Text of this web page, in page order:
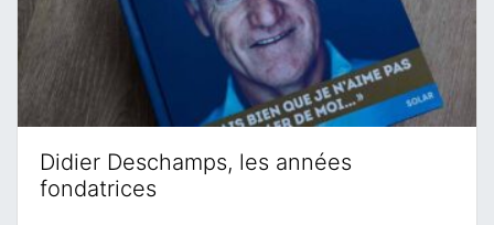
Didier Deschamps, les années
fondatrices